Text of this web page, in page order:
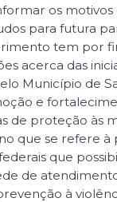
os motivos
para futura
tem por
acerca das
Município de
e
de proteção às
que se refere à
que
de
à